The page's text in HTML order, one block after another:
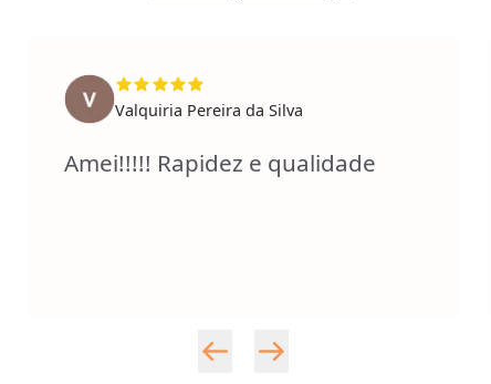
Valquiria Pereira da Silva
Amei!!!!! Rapidez e qualidade